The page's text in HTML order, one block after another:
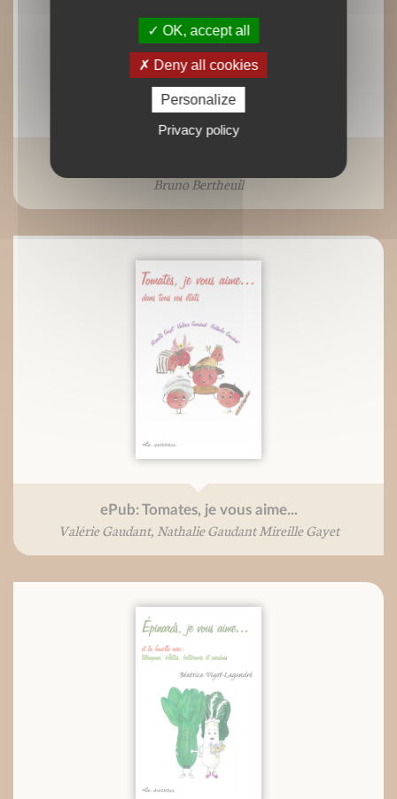
Bruno Bertheuil
ePub: Tomates, je vous aime...
Valérie Gaudant, Nathalie Gaudant Mireille Gayet
OK, accept all
Deny all cookies
Personalize
Privacy policy